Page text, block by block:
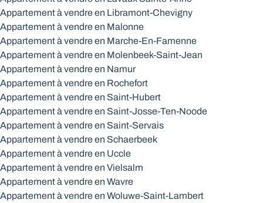
Appartement à vendre en Libramont-Chevigny
Appartement à vendre en Malonne
Appartement à vendre en Marche-En-Famenne
Appartement à vendre en Molenbeek-Saint-Jean
Appartement à vendre en Namur
Appartement à vendre en Rochefort
Appartement à vendre en Saint-Hubert
Appartement à vendre en Saint-Josse-Ten-Noode
Appartement à vendre en Saint-Servais
Appartement à vendre en Schaerbeek
Appartement à vendre en Uccle
Appartement à vendre en Vielsalm
Appartement à vendre en Wavre
Appartement à vendre en Woluwe-Saint-Lambert